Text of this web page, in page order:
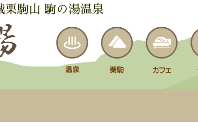
栗駒山 駒の湯温泉